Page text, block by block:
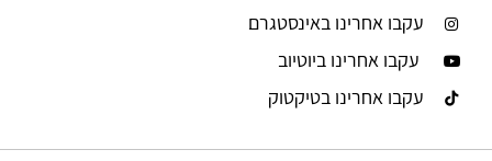
עקבו אחרינו באינסטגרם
עקבו אחרינו ביוטיוב
עקבו אחרינו בטיקטוק